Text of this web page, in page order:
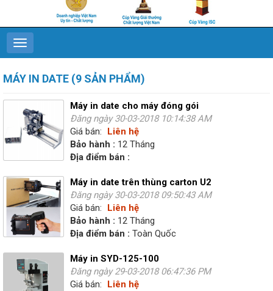
MÁY IN DATE (9 SẢN PHẨM)
Máy in date cho máy đóng gói
Đăng ngày 30-03-2018 10:14:38 AM
Giá bán:
Liên hệ
Bảo hành : 12 Tháng
Địa điểm bán :
Máy in date trên thùng carton U2
Đăng ngày 30-03-2018 09:50:43 AM
Giá bán:
Liên hệ
Bảo hành : 12 Tháng
Địa điểm bán : Toàn Quốc
Máy in SYD-125-100
Đăng ngày 29-03-2018 06:47:36 PM
Giá bán:
Liên hệ